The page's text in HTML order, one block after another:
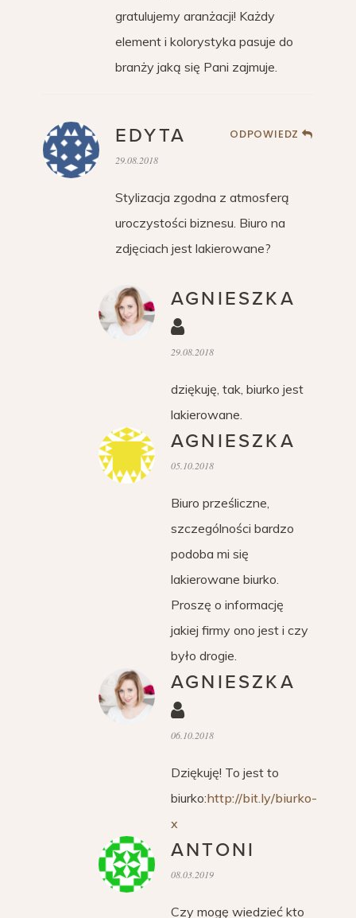
gratulujemy aranżacji! Każdy
element i kolorystyka pasuje do
branży jaką się Pani zajmuje.
EDYTA ODPOWIEDZ
29.08.2018
Stylizacja zgodna z atmosferą
uroczystości biznesu. Biuro na
zdjęciach jest lakierowane?
AGNIESZKA
29.08.2018
dziękuję, tak, biurko jest
lakierowane.
AGNIESZKA
05.10.2018
Biuro prześliczne,
szczególności bardzo
podoba mi się
lakierowane biurko.
Proszę o informację
jakiej firmy ono jest i czy
było drogie.
AGNIESZKA
06.10.2018
Dziękuję! To jest to
biurko:http://bit.ly/biurko-
x
ANTONI
08.03.2019
Czy mogę wiedzieć kto